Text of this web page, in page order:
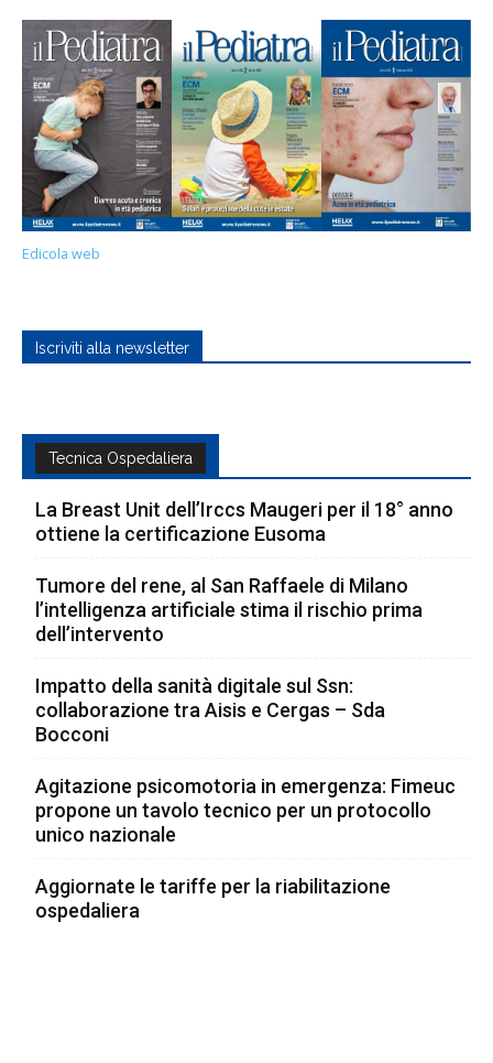
Edicola web
Iscriviti alla newsletter
Tecnica Ospedaliera
La Breast Unit dell’Irccs Maugeri per il 18° anno
ottiene la certificazione Eusoma
Tumore del rene, al San Raffaele di Milano
l’intelligenza artificiale stima il rischio prima
dell’intervento
Impatto della sanità digitale sul Ssn:
collaborazione tra Aisis e Cergas – Sda
Bocconi
Agitazione psicomotoria in emergenza: Fimeuc
propone un tavolo tecnico per un protocollo
unico nazionale
Aggiornate le tariffe per la riabilitazione
ospedaliera